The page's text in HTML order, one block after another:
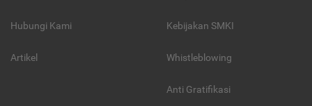
Hubungi Kami
Artikel
Kebijakan SMKI
Whistleblowing
Anti Gratifikasi